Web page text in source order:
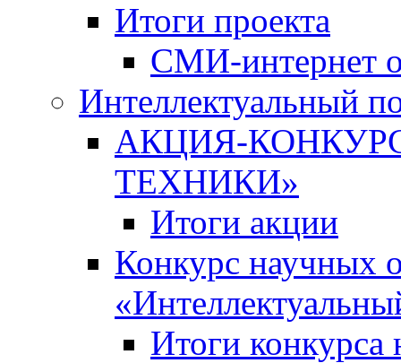
Итоги проекта
СМИ-интернет
Интеллектуальный
АКЦИЯ-
ТЕХНИКИ»
Итоги акции
Конкурс научных
Итоги